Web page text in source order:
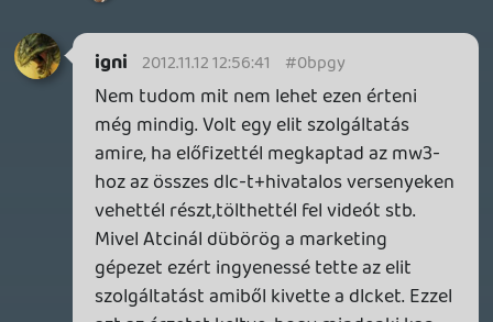
lenne. Főleg, amikor 0:29-nél megszólal a
narrátor. 🙂
SPucu 2012.11.12 12:16:29 #0bpgt
szerintem ö arra célzott,mi van ha valaki
vesz 2 dlc csomagot és aztán vette az
az az ö baja...ki az a hülye aki elöször
csomagonként veszi,aztán megveszi az
SP-t mikor már fele megvan?
sQr 2012.11.12 12:10:30